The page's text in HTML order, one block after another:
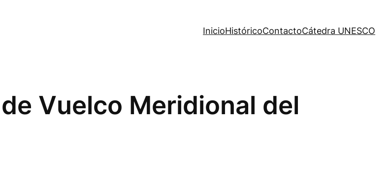
InicioHistóricoContactoCátedra UNESCO
Vuelco Meridional del